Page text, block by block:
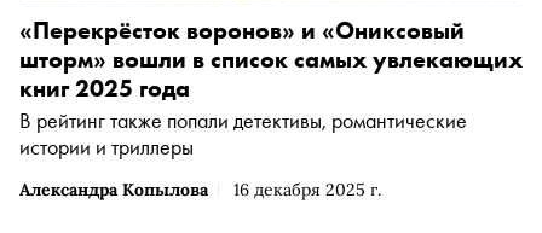
Александра Копылова 16 декабря 2025 г.
«Перекрёсток воронов» и «Ониксовый
шторм» вошли в список самых увлекающих
книг 2025 года
В рейтинг также попали детективы, романтические
истории и триллеры